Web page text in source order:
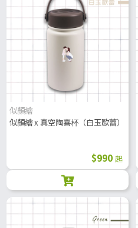
似顏繪
似顏繪 x 真空陶喜杯（白玉歐蕾）
$990 起